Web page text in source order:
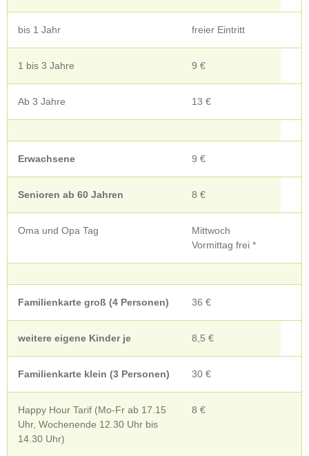
bis 1 Jahr freier Eintritt
1 bis 3 Jahre 9 €
Ab 3 Jahre 13 €
Erwachsene 9 €
Senioren ab 60 Jahren 8 €
Oma und Opa Tag
Mittwoch
Vormittag frei *
Familienkarte groß (4 Personen) 36 €
weitere eigene Kinder je 8,5 €
Familienkarte klein (3 Personen) 30 €
Happy Hour Tarif (Mo-Fr ab 17.15
Uhr, Wochenende 12.30 Uhr bis
14.30 Uhr)
8 €